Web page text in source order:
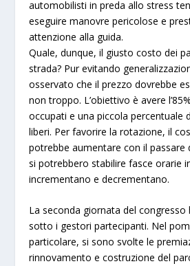
automobilisti in preda allo stress
eseguiremanovre pericolose e
attenzione alla guida.
Quale, dunque, il giusto costo dei
strada? Pur evitando
osservato che il prezzo dovrebbe
non troppo. L’obiettivo è avere
occupati e una piccola percentuale
liberi. Per favorire la rotazione, il
potrebbe aumentare con il passare
si potrebbero stabilire fasce orarie
incrementano e decrementano.
La seconda giornata del
sotto i gestori partecipanti. Nel
particolare, si sono svolte le
rinnovamento e costruzione del